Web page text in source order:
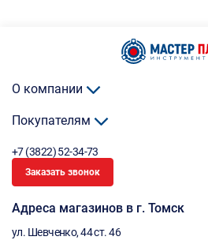
О компании
Покупателям
+7 (3822) 52-34-73
Заказать звонок
Адреса магазинов в г. Томск
ул. Шевченко, 44 ст. 46